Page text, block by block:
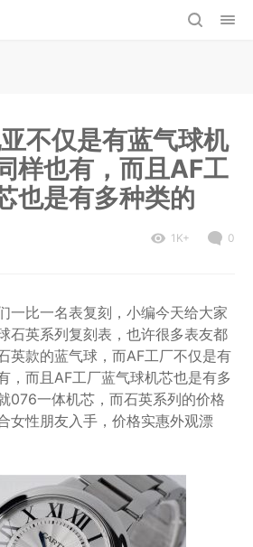
不仅是有蓝气球机
样也有，而且AF工
也是有多种类的
1K+ 0
一比一名表复刻，小编今天给大家
石英系列复刻表，也许很多表友都
英款的蓝气球，而AF工厂不仅是有
，而且AF工厂蓝气球机芯也是有多
076一体机芯，而石英系列的价格
女性朋友入手，价格实惠外观漂